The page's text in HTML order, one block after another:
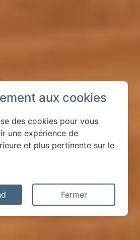
aux cookies
des cookies pour vous
une expérience de
et plus pertinente sur le
Fermer